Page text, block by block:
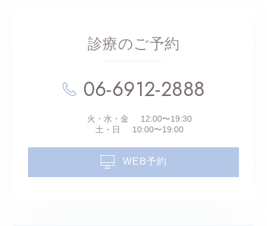
診療のご予約
06-6912-2888
火・水・金
12:00〜19:30
土・日
10:00〜19:00
WEB予約